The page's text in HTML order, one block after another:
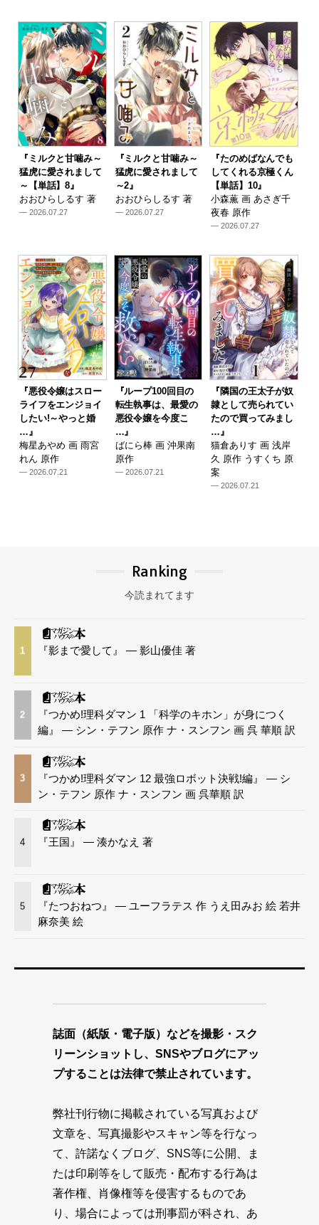
『ミルクと甘噛み～
猛虎に愛されまして
～【単話】8』
おおひらしるす 著
— 2026.07.27
『ミルクと甘噛み～
猛虎に愛されまして
～2』
おおひらしるす 著
— 2026.07.27
『たのめばなんでも
してくれる京極くん
【単話】10』
小森薫 画 あさぎ千
夜春 原作
— 2026.07.27
『悪役令嬢はスロー
ライフをエンジョイ
したい!～やっと婚
…』
梅星あやめ 画 雨宮
れん 原作
— 2026.07.21
『ループ100回目の
転生執事は、最愛の
悪役令嬢を今度こ
…』
ばにら棒 画 沖果南
原作
— 2026.07.21
『隣国の王太子が奴
隷として売られてい
たので買ってみまし
…』
猫倉ありす 画 浅岸
久 原作 うすくち 原
案
— 2026.07.21
Ranking
今読まれてます
1 『影まで愛して』 — 影山優佳 著
2
『つかめ!理科ダマン 1 「科学のキホン」が身につく
編』 — シン・テフン 原作 ナ・スンフン 画 呉 華順 訳
3
『つかめ!理科ダマン 12 最強ロボット決戦!編』 — シ
ン・テフン 原作 ナ・スンフン 画 呉華順 訳
4 『王国』 — 湊かなえ 著
5
『たつおねつ』 — ユーフラテス 作 うえ田みお 絵 若井
麻奈美 絵
誌面（紙版・電子版）などを撮影・スク
リーンショットし、SNSやブログにアッ
プすることは法律で禁止されています。
弊社刊行物に掲載されている写真および
文章を、写真撮影やスキャン等を行なっ
て、許諾なくブログ、SNS等に公開、ま
たは印刷等をして販売・配布する行為は
著作権、肖像権等を侵害するものであ
り、場合によっては刑事罰が科され、あ